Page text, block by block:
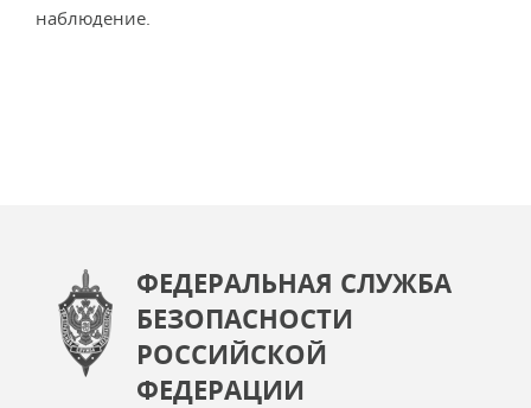
наблюдение.
ФЕДЕРАЛЬНАЯ СЛУЖБА
БЕЗОПАСНОСТИ
РОССИЙСКОЙ
ФЕДЕРАЦИИ